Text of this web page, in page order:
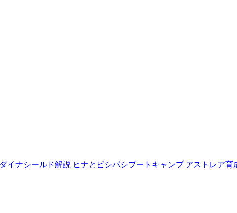
ダイナシールド解説 ヒナとビシバシブートキャンプ アストレア育